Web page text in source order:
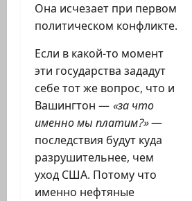
Она исчезает при первом
политическом конфликте.
Если в какой-то момент
эти государства зададут
себе тот же вопрос, что и
Вашингтон — «за что
именно мы платим?»—
последствия будут куда
разрушительнее, чем
уход США. Потому что
именно нефтяные